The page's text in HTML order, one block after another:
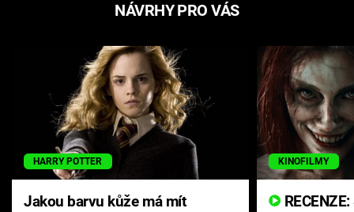
NÁVRHY PRO VÁS
HARRY POTTER
Jakou barvu kůže má mít
KINOFILMY